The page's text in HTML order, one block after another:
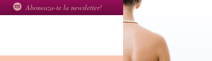
Aboneaza-te la newsletter!